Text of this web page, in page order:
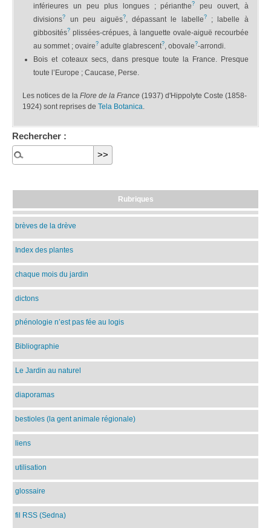
inférieures un peu plus longues ; périanthe?
peu ouvert, à
divisions? un peu aiguës?, dépassant le labelle?; labelle à
gibbosités? plissées-crépues, à languette ovale-aiguë recourbée
au sommet ; ovaire? adulte glabrescent?, obovale?-arrondi.
Bois et coteaux secs, dans presque toute la France. Presque
toute l’Europe ; Caucase, Perse.
Les notices de laFlore de la France (1937) d'Hippolyte Coste (1858-
1924) sont reprises deTela Botanica.
Rechercher :
Rubriques
brèves de la drève
Index des plantes
chaque mois du jardin
dictons
phénologie n’est pas fée au logis
Bibliographie
Le Jardin au naturel
diaporamas
bestioles (la gent animale régionale)
liens
utilisation
glossaire
fil RSS (Sedna)